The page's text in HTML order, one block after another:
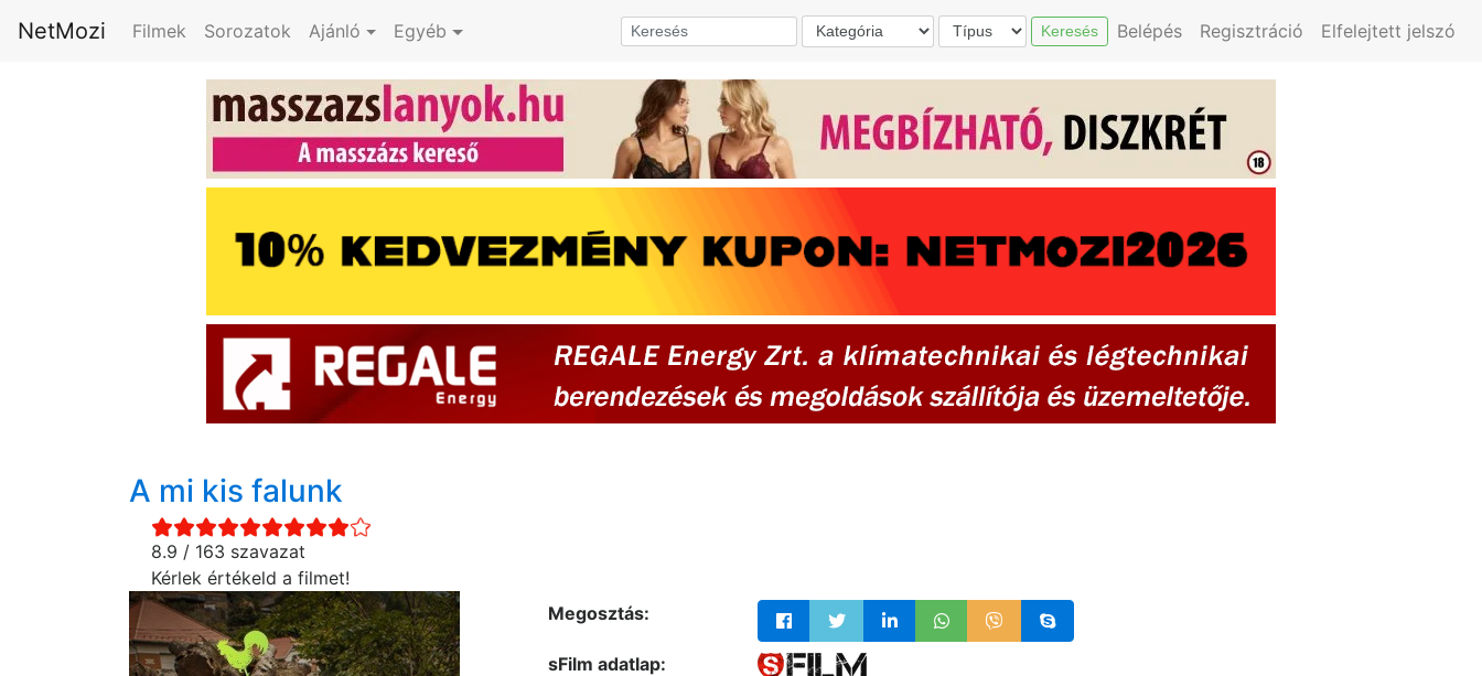
NetMozi Filmek Sorozatok Ajánló Egyéb Keresés Belépés Regisztráció Elfelejtett jelszó
A mi kis falunk
8.9 / 163 szavazat
Kérlek értékeld a filmet!
Megosztás:
sFilm adatlap: